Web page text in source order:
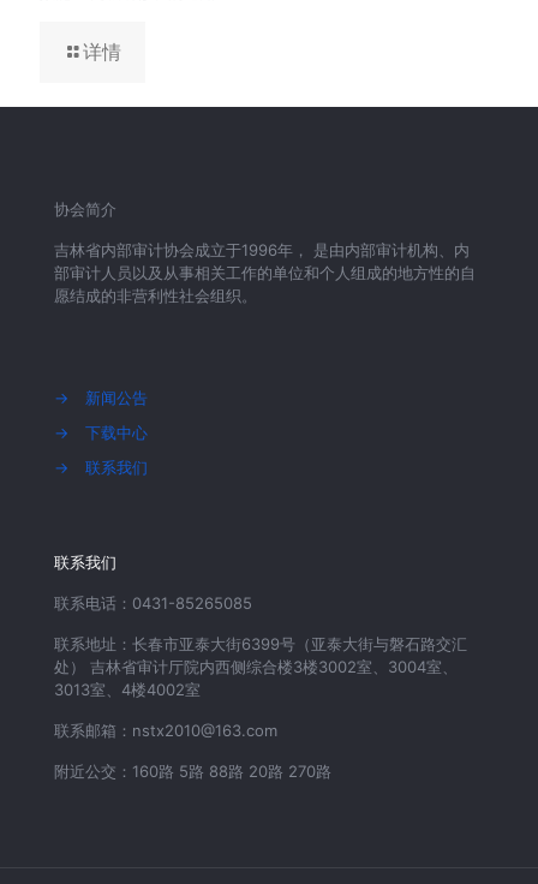
详情
协会简介
吉林省内部审计协会成立于1996年， 是由内部审计机构、内
部审计人员以及从事相关工作的单位和个人组成的地方性的自
愿结成的非营利性社会组织。
→
新闻公告
→
下载中心
→
联系我们
联系我们
联系电话：0431-85265085
联系地址：长春市亚泰大街6399号（亚泰大街与磐石路交汇
处） 吉林省审计厅院内西侧综合楼3楼3002室、3004室、
3013室、4楼4002室
联系邮箱：nstx2010@163.com
附近公交：160路 5路 88路 20路 270路